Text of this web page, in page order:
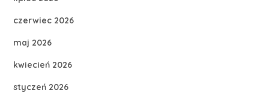
czerwiec 2026
maj 2026
kwiecień 2026
styczeń 2026